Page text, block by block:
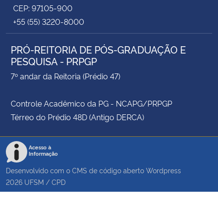
(CAMPUS FW)
DOUTORADO EM
–
DOUTORADO EM
BIODIVERSIDADE
cronograma
DOUTORADO EM
CIÊNCIA DO SOLO
Vagas e
cronograma
Vagas e
DOUTORADO EM
CIÊNCIA E
TECNOLOGIA DOS
ALIMENTOS
CEP: 97105-900
+55 (55) 3220-8000
PRÓ-REITORIA DE PÓS-GRADUAÇÃO E
PESQUISA - PRPGP
7º andar da Reitoria (Prédio 47)
Controle Acadêmico da PG - NCAPG/PRPGP
Térreo do Prédio 48D (Antigo DERCA)
Acesso à
Informação
Desenvolvido com o CMS de código aberto Wordpress
2026 UFSM / CPD